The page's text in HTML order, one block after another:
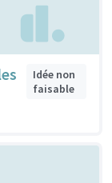
Idée non
faisable